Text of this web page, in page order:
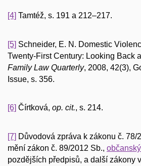
[4] Tamtéž, s. 191 a 212–217.
[5] Schneider, E. N. Domestic
Twenty-First Century: Looking Back
Family Law Quarterly, 2008, 42(3),
Issue, s. 356.
[6] Čírtková, op. cit., s. 214.
[7] Důvodová zpráva k zákonu č. 78/
mění zákon č. 89/2012 Sb.,
pozdějších předpisů, a další zákony